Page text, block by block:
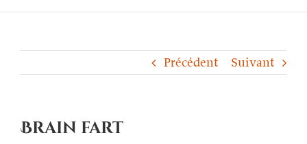
Précédent Suivant
Brain fart